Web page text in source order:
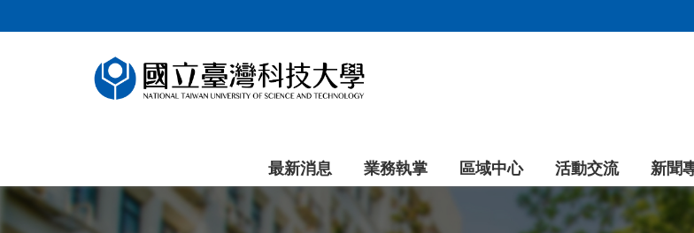
到
最新消息 業務執掌 區域中心 活動交流 新聞